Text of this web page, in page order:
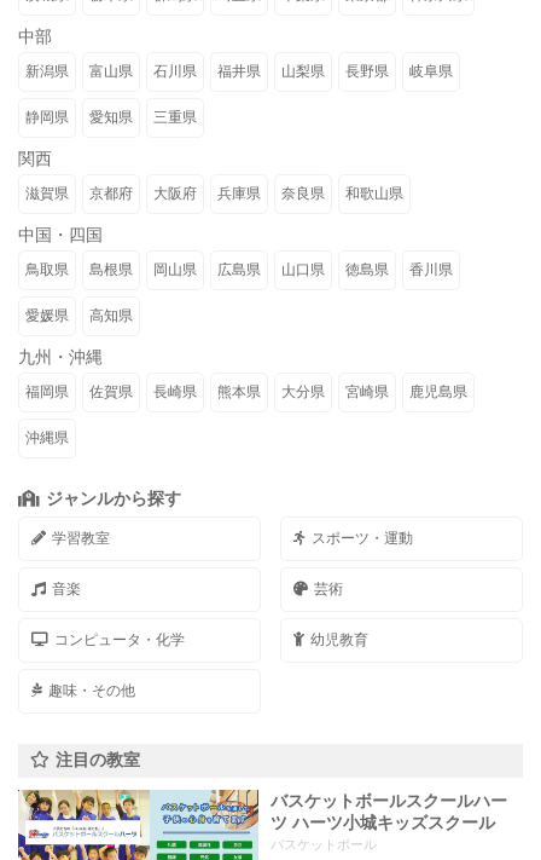
中部
新潟県 富山県 石川県 福井県 山梨県 長野県 岐阜県
静岡県 愛知県 三重県
関西
滋賀県 京都府 大阪府 兵庫県 奈良県 和歌山県
中国・四国
鳥取県 島根県 岡山県 広島県 山口県 徳島県 香川県
愛媛県 高知県
九州・沖縄
福岡県 佐賀県 長崎県 熊本県 大分県 宮崎県 鹿児島県
沖縄県
ジャンルから探す
学習教室 スポーツ・運動
音楽 芸術
コンピュータ・化学 幼児教育
趣味・その他
注目の教室
バスケットボールスクールハー
ツ ハーツ小城キッズスクール
バスケットボール